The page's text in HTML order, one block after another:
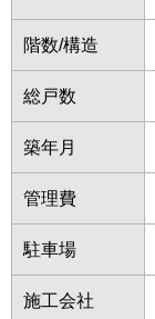
階数/構造
総戸数
築年月
管理費
駐車場
施工会社